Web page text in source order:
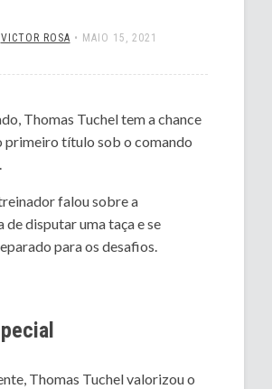
VICTOR ROSA • MAIO 15, 2021
Thomas Tuchel tem a chance
primeiro título sob o comando
falou sobre a
disputar uma taça e se
para os desafios.
Thomas Tuchel valorizou o